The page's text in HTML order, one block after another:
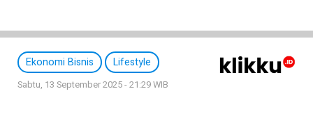
Ekonomi Bisnis Lifestyle
Sabtu, 13 September 2025 - 21:29 WIB